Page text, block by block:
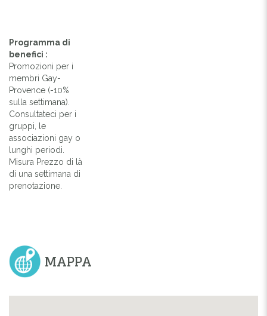
Programma di
benefici :
Promozioni per i
membri Gay-
Provence (-10%
sulla settimana).
Consultateci per i
gruppi, le
associazioni gay o
lunghi periodi.
Misura Prezzo di là
di una settimana di
prenotazione.
MAPPA